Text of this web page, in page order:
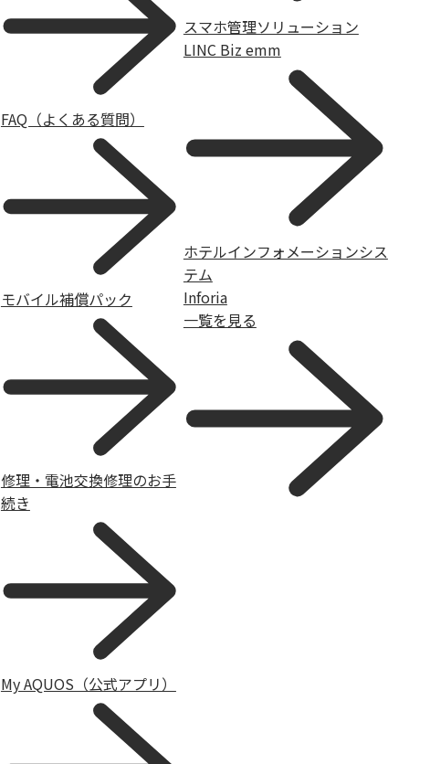
FAQ（よくある質問）
モバイル補償パック
修理・電池交換修理のお手
続き
My AQUOS（公式アプリ）
スマホ管理ソリューション
LINC Biz emm
ホテルインフォメーションシス
テム
Inforia
一覧を見る